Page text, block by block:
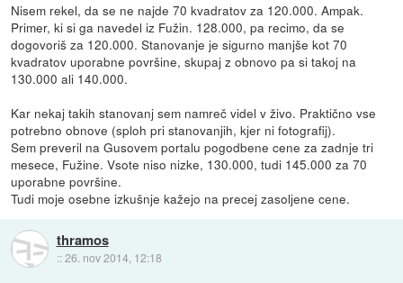
Nisem rekel, da se ne najde 70 kvadratov za 120.000. Ampak.
Primer, ki si ga navedel iz Fužin. 128.000, pa recimo, da se
dogovoriš za 120.000. Stanovanje je sigurno manjše kot 70
kvadratov uporabne površine, skupaj z obnovo pa si takoj na
130.000 ali 140.000.
Kar nekaj takih stanovanj sem namreč videl v živo. Praktično vse
potrebno obnove (sploh pri stanovanjih, kjer ni fotografij).
Sem preveril na Gusovem portalu pogodbene cene za zadnje tri
mesece, Fužine. Vsote niso nizke, 130.000, tudi 145.000 za 70
uporabne površine.
Tudi moje osebne izkušnje kažejo na precej zasoljene cene.
thramos
::26. nov 2014, 12:18